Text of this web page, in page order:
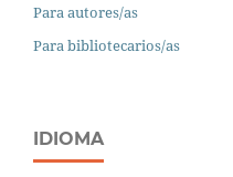
Para autores/as
Para bibliotecarios/as
IDIOMA